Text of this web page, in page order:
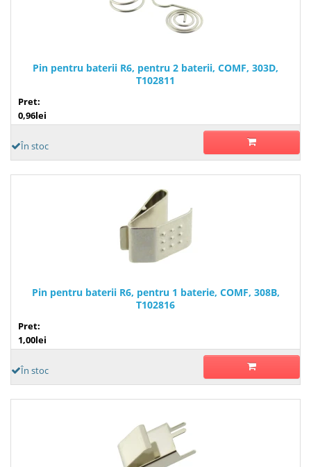
Pin pentru baterii R6, pentru 2 baterii, COMF, 303D,
T102811
Pret:
0,96lei
În stoc
Pin pentru baterii R6, pentru 1 baterie, COMF, 308B,
T102816
Pret:
1,00lei
În stoc